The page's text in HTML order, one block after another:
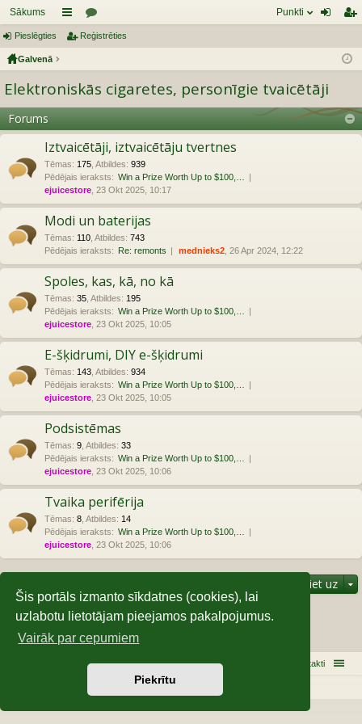
Šis portāls izmanto sīkdatnes (cookies), lai
uzlabotu lietotājam pieejamos pakalpojumus.
Vairāk par cepumiem
Piekrītu
Sākums
aī
es
or
mi
Punkti
ēg
tie
s
ist
ie
s
Pieslēgties Reģistrēties
Galvenā
Elektroniskās cigaretes, personīgie tvaicētāji
Forums
Iztvaicētāji, iztvaicētāju tvertnes
Tēmas: 175 Atbildes: 939
Pēdējais ieraksts: Win a Prize Worth Up to $100,…
ejuicestore , 23 Okt 2025, 10:17
Modi un baterijas
Tēmas: 110 Atbildes: 743
Pēdējais ieraksts: Re: remonts mednieks2 , 26 Apr 2024, 12:22
Spoles, kas, kā, no kā
Tēmas: 35 Atbildes: 195
Pēdējais ieraksts: Win a Prize Worth Up to $100,…
ejuicestore , 23 Okt 2025, 10:05
E-šķidrumi, DIY e-šķidrumi
Tēmas: 143 Atbildes: 934
Pēdējais ieraksts: Win a Prize Worth Up to $100,…
ejuicestore , 23 Okt 2025, 10:05
Podsistēmas
Tēmas: 9 Atbildes: 33
Pēdējais ieraksts: Win a Prize Worth Up to $100,…
ejuicestore , 23 Okt 2025, 10:06
Tvaika perifērija
Tēmas: 8 Atbildes: 14
Pēdējais ieraksts: Win a Prize Worth Up to $100,…
ejuicestore , 23 Okt 2025, 10:06
Pāriet uz
Kas ir Pieslēdzies
Lietotāji, kuri atrodas šajā forumā: 2 un 0 viesi
Galvenā Kontakti